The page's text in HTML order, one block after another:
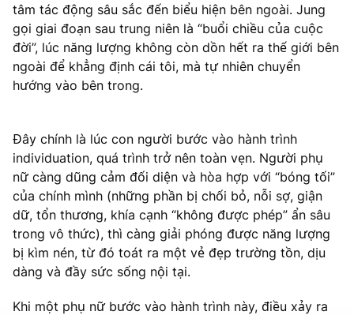
tâm tác động sâu sắc đến biểu hiện bên ngoài. Jung
gọi giai đoạn sau trung niên là “buổi chiều của cuộc
đời”, lúc năng lượng không còn dồn hết ra thế giới bên
ngoài để khẳng định cái tôi, mà tự nhiên chuyển
hướng vào bên trong.
Đây chính là lúc con người bước vào hành trình
individuation, quá trình trở nên toàn vẹn. Người phụ
nữ càng dũng cảm đối diện và hòa hợp với “bóng tối”
của chính mình (những phần bị chối bỏ, nỗi sợ, giận
dữ, tổn thương, khía cạnh “không được phép” ẩn sâu
trong vô thức), thì càng giải phóng được năng lượng
bị kìm nén, từ đó toát ra một vẻ đẹp trường tồn, dịu
dàng và đầy sức sống nội tại.
Khi một phụ nữ bước vào hành trình này, điều xảy ra